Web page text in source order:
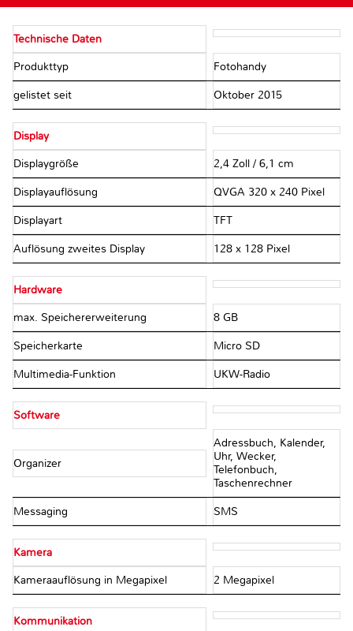
Technische Daten
Produkttyp Fotohandy
gelistet seit Oktober 2015
Display
Displaygröße 2,4 Zoll / 6,1 cm
Displayauflösung QVGA 320 x 240 Pixel
Displayart TFT
Auflösung zweites Display 128 x 128 Pixel
Hardware
max. Speichererweiterung 8 GB
Speicherkarte Micro SD
Multimedia-Funktion UKW-Radio
Software
Organizer
Adressbuch, Kalender,
Uhr, Wecker,
Telefonbuch,
Taschenrechner
Messaging SMS
Kamera
Kameraauflösung in Megapixel 2 Megapixel
Kommunikation